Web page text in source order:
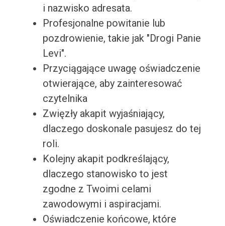
i nazwisko adresata.
Profesjonalne powitanie lub
pozdrowienie, takie jak "Drogi Panie
Levi".
Przyciągające uwagę oświadczenie
otwierające, aby zainteresować
czytelnika
Zwięzły akapit wyjaśniający,
dlaczego doskonale pasujesz do tej
roli.
Kolejny akapit podkreślający,
dlaczego stanowisko to jest
zgodne z Twoimi celami
zawodowymi i aspiracjami.
Oświadczenie końcowe, które